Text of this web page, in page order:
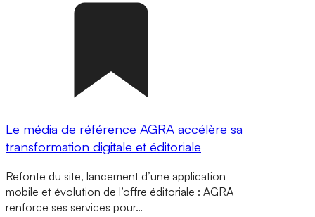
Le média de référence AGRA accélère sa
transformation digitale et éditoriale
Refonte du site, lancement d’une application
mobile et évolution de l’offre éditoriale : AGRA
renforce ses services pour…